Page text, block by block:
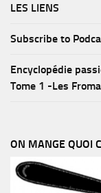
LES LIENS
Subscribe to
Encyclopédie
Tome 1 -Les
ON MANGE QUOI